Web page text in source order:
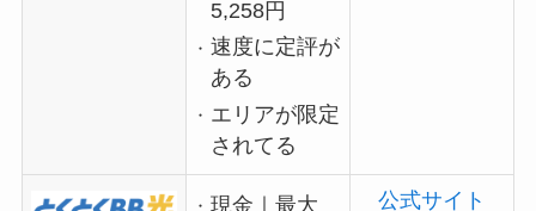
5,258円
速度に定評が
ある
エリアが限定
されてる
現金｜最大 公式サイト